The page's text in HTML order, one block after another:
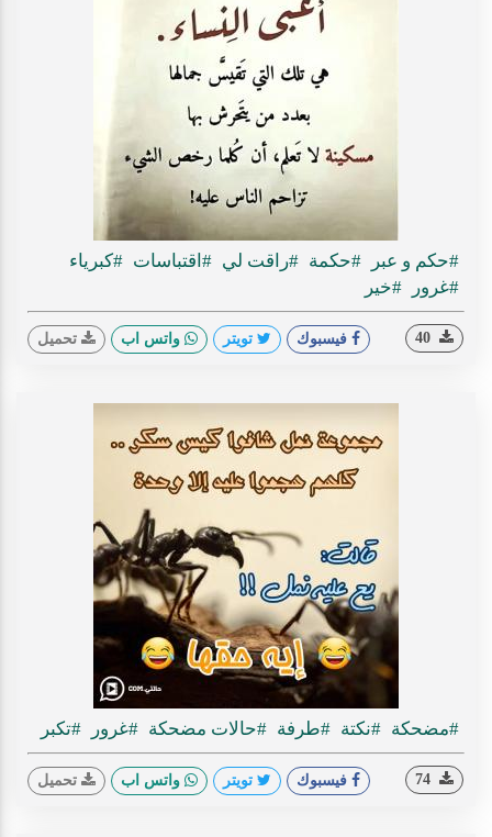
#حكم و عبر #حكمة #راقت لي #اقتباسات #كبرياء
#غرور
#خير
فيسبوك تويتر واتس اب تحميل
#مضحكة #نكتة #طرفة #حالات مضحكة #غرور #تكبر
فيسبوك تويتر واتس اب تحميل